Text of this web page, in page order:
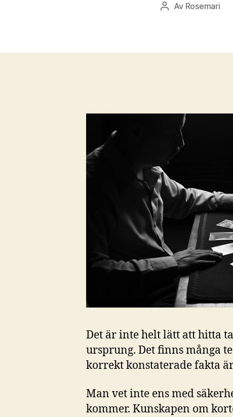
Inläggsförfattare
Av Rosemari
Det är inte helt lätt att hitta
ursprung. Det finns många
korrekt konstaterade fakta
Man vet inte ens med
kommer. Kunskapen om